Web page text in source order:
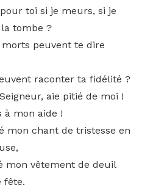
toi si je meurs, si je
tombe ?
peuvent te dire
raconter ta fidélité ?
aie pitié de moi !
à mon aide !
mon chant de tristesse en
mon vêtement de deuil
fête.